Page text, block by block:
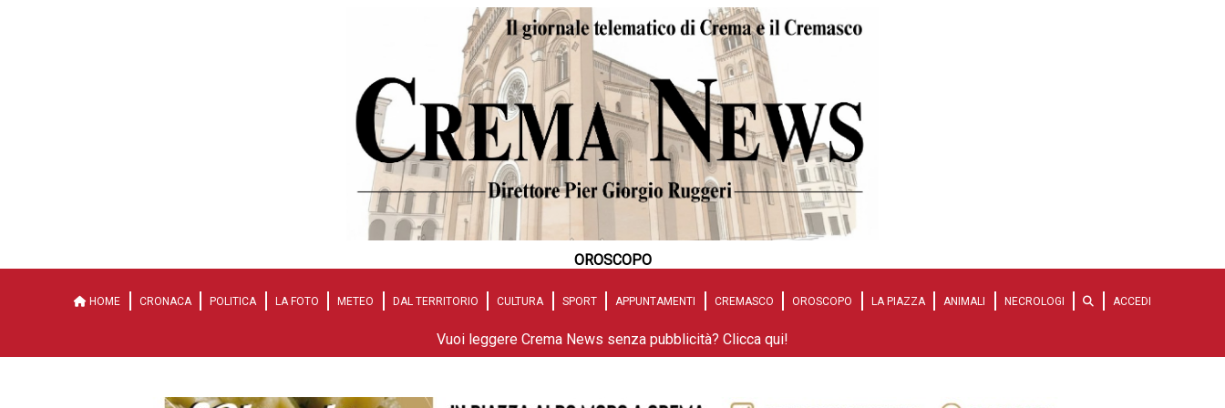
OROSCOPO
HOME CRONACA POLITICA LA FOTO METEO DAL TERRITORIO CULTURA SPORT APPUNTAMENTI CREMASCO OROSCOPO LA PIAZZA ANIMALI NECROLOGI ACCEDI
Vuoi leggere Crema News senza pubblicità? Clicca qui!